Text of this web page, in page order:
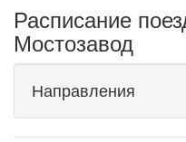
Расписание
Мостозавод
Направления